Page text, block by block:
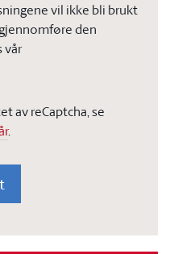
vil ikke bli brukt
den
vår
av reCaptcha, se
.